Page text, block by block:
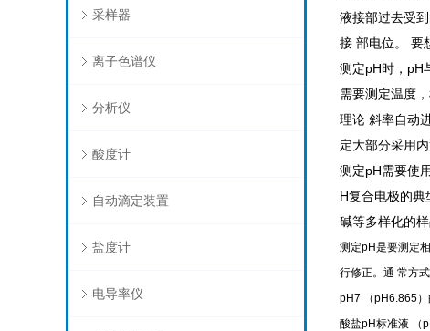
采样器
离子色谱仪
分析仪
酸度计
自动滴定装置
盐度计
电导率仪
液接部过去受
接 部电位。 要
测定pH时，pH
需要测定温度
理论 斜率自动
定大部分采用
测定pH需要使
H复合电极的
碱等多样化的
测定pH是要测定
行修正。通 常方
pH7 （pH6.865）
酸盐pH标准液 （